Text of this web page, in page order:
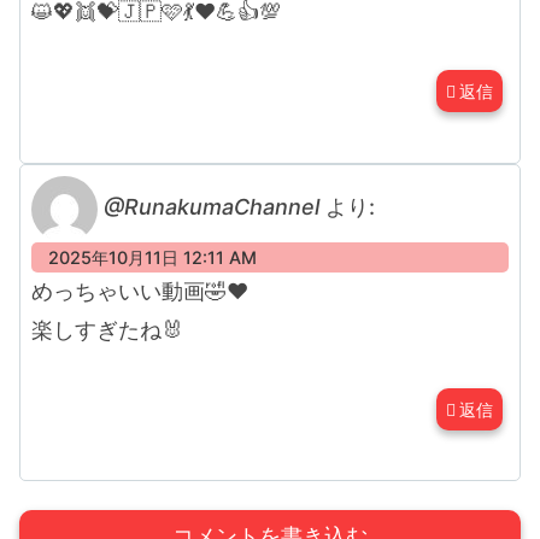
😺💖👯💝🇯🇵🩷💃♥️💪👍💯
返信
@RunakumaChannel より:
2025年10月11日 12:11 AM
めっちゃいい動画🤣❤️
楽しすぎたね🐰
返信